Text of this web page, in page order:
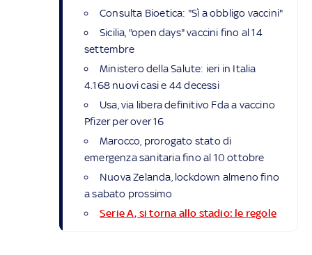
Consulta Bioetica: "Sì a obbligo vaccini"
Sicilia, "open days" vaccini fino al 14
settembre
Ministero della Salute: ieri in Italia
4.168 nuovi casi e 44 decessi
Usa, via libera definitivo Fda a vaccino
Pfizer per over 16
Marocco, prorogato stato di
emergenza sanitaria fino al 10 ottobre
Nuova Zelanda, lockdown almeno fino
a sabato prossimo
Serie A, si torna allo stadio: le regole